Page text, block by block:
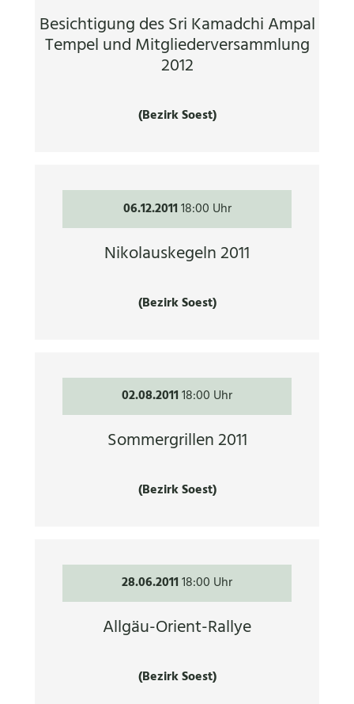
Besichtigung des Sri Kamadchi Ampal
Tempel und Mitgliederversammlung
2012
(Bezirk Soest)
06.12.201118:00 Uhr
Nikolauskegeln 2011
(Bezirk Soest)
02.08.201118:00 Uhr
Sommergrillen 2011
(Bezirk Soest)
28.06.201118:00 Uhr
Allgäu-Orient-Rallye
(Bezirk Soest)